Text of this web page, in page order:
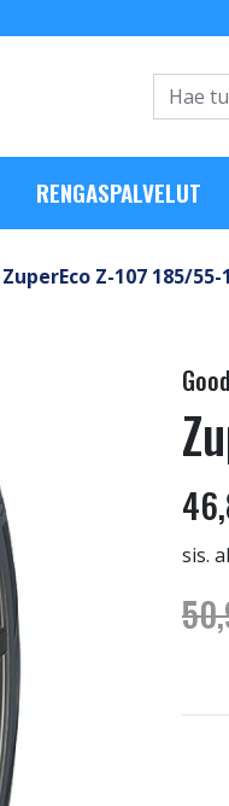
RENGASPALVELUT
ZuperEco Z-107 185/55-
sis.